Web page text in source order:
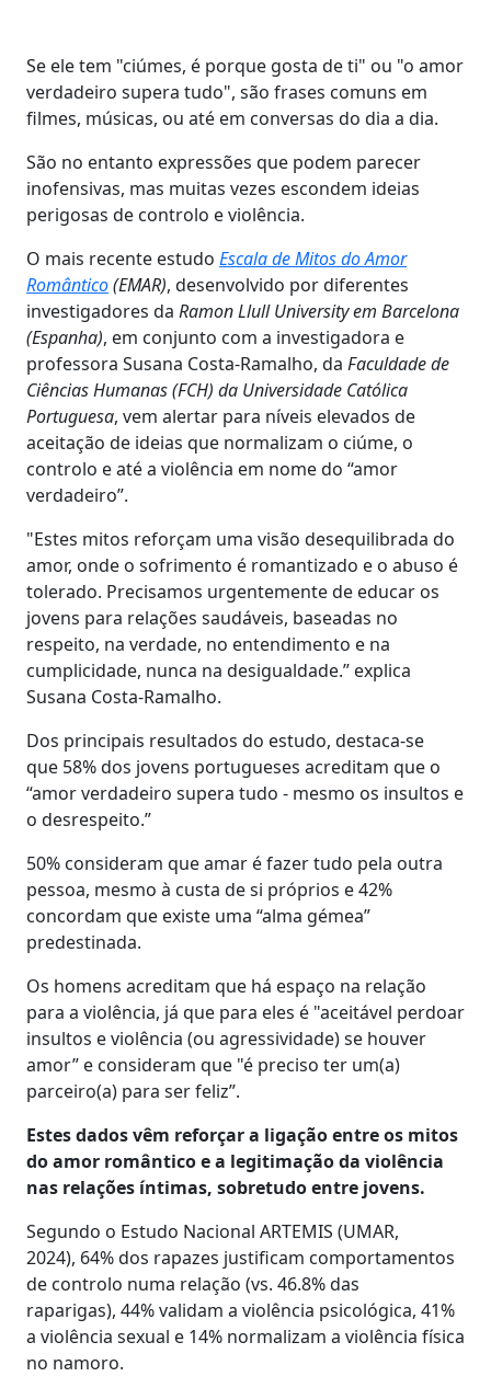
Se ele tem "ciúmes, é porque gosta de ti" ou "o amor
verdadeiro supera tudo", são frases comuns em
filmes, músicas, ou até em conversas do dia a dia.
São no entanto expressões que podem parecer
inofensivas, mas muitas vezes escondem ideias
perigosas de controlo e violência.
O mais recente estudo Escala de Mitos do Amor
Romântico(EMAR), desenvolvido por diferentes
investigadores da Ramon Llull University em Barcelona
(Espanha), em conjunto com a investigadora e
professora Susana Costa-Ramalho, da Faculdade de
Ciências Humanas (FCH) da Universidade Católica
Portuguesa, vem alertar para níveis elevados de
aceitação de ideias que normalizam o ciúme, o
controlo e até a violência em nome do “amor
verdadeiro”.
"Estes mitos reforçam uma visão desequilibrada do
amor, onde o sofrimento é romantizado e o abuso é
tolerado. Precisamos urgentemente de educar os
jovens para relações saudáveis, baseadas no
respeito, na verdade, no entendimento e na
cumplicidade, nunca na desigualdade.” explica
Susana Costa-Ramalho.
Dos principais resultados do estudo, destaca-se
que 58% dos jovens portugueses acreditam que o
“amor verdadeiro supera tudo - mesmo os insultos e
o desrespeito.”
50% consideram que amar é fazer tudo pela outra
pessoa, mesmo à custa de si próprios e 42%
concordam que existe uma “alma gémea”
predestinada.
Os homens acreditam que há espaço na relação
para a violência, já que para eles é "aceitável perdoar
insultos e violência (ou agressividade) se houver
amor” e consideram que "é preciso ter um(a)
parceiro(a) para ser feliz”.
Estes dados vêm reforçar a ligação entre os mitos
do amor romântico e a legitimação da violência
nas relações íntimas, sobretudo entre jovens.
Segundo o Estudo Nacional ARTEMIS (UMAR,
2024), 64% dos rapazes justificam comportamentos
de controlo numa relação (vs. 46.8% das
raparigas), 44% validam a violência psicológica, 41%
a violência sexual e 14% normalizam a violência física
no namoro.